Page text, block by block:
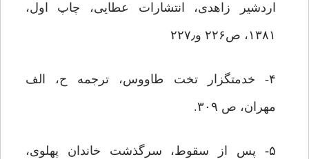
اردشیر زاهدی، انتشارات عطایی، چاپ اول،
۱۳۸۱، ص۲۲۶ و۲۲۷٫
۴- خدمتگزار تخت طاووس، ترجمه ح، الف
مهران، ص ۳۰۹.
۵- پس از سقوط، سرگذشت خاندان پهلوی،